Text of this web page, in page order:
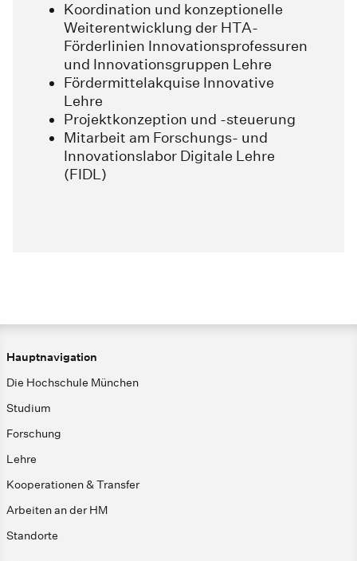
Koordination und konzeptionelle
Weiterentwicklung der HTA-
Förderlinien Innovationsprofessuren
und Innovationsgruppen Lehre
Fördermittelakquise Innovative
Lehre
Projektkonzeption und -steuerung
Mitarbeit am Forschungs- und
Innovationslabor Digitale Lehre
(FIDL)
Hauptnavigation
Die Hochschule München
Studium
Forschung
Lehre
Kooperationen & Transfer
Arbeiten an der HM
Standorte